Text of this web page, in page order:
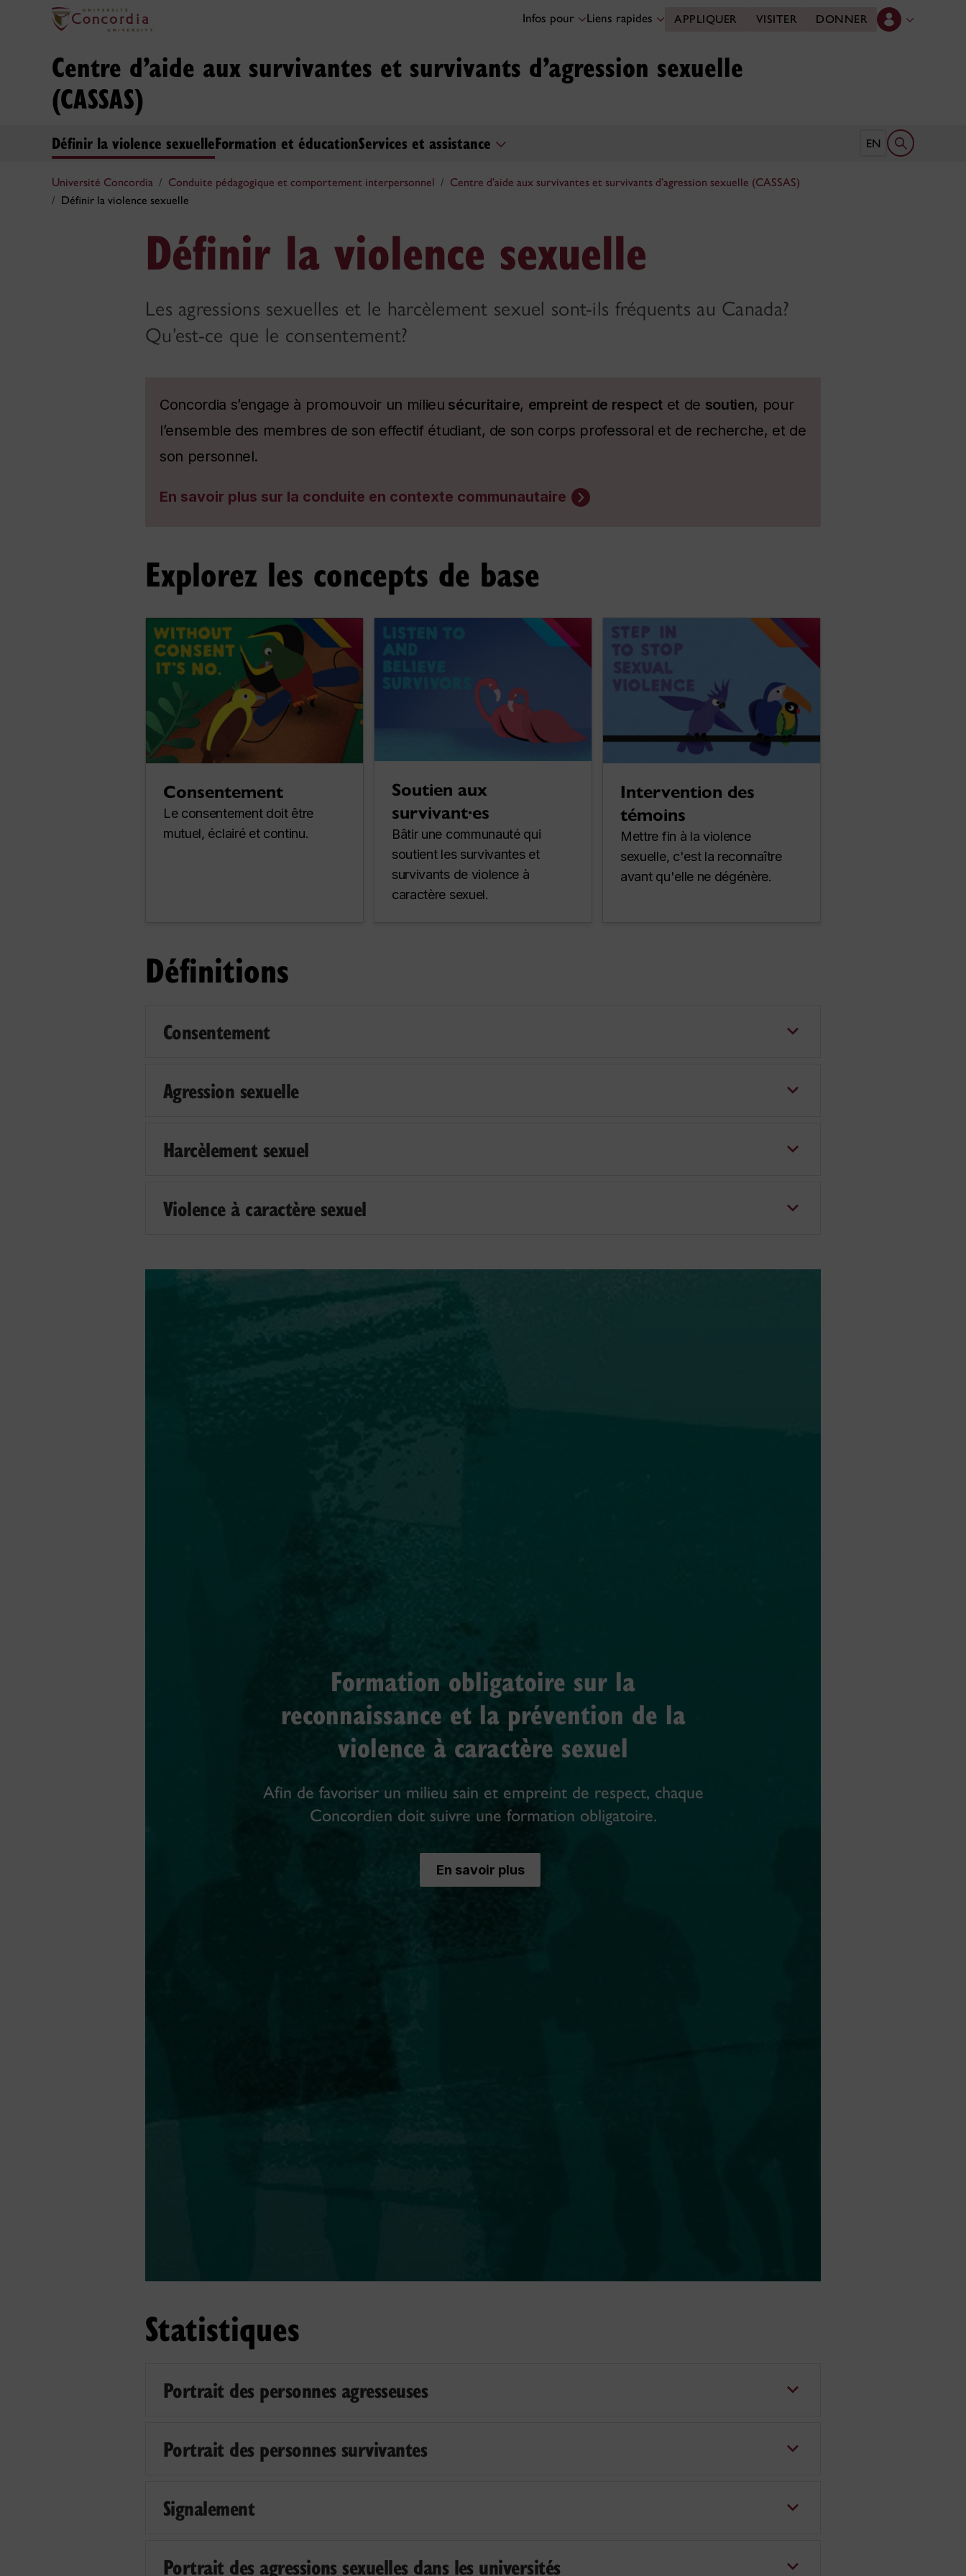
Infos pour Liens rapides APPLIQUER VISITER DONNER
Centre d’aide aux survivantes et survivants d’agression sexuelle
(CASSAS)
Définir la violence sexuelleFormation et éducationServices et assistance EN Ouvrir le
Université Concordia Conduite pédagogique et comportement interpersonnel
Centre d’aide aux survivantes et survivants d’agression sexuelle (CASSAS)
Définir la violence sexuelle
Définir la violence sexuelle
Les agressions sexuelles et le harcèlement sexuel sont-ils fréquents au Canada?
Qu’est-ce que le consentement?
Concordia s’engage à promouvoir un milieu sécuritaire, empreint de respect et de soutien, pour
l’ensemble des membres de son effectif étudiant, de son corps professoral et de recherche, et de
son personnel.
En savoir plus sur la conduite en contexte communautaire
Explorez les concepts de base
Consentement
Le consentement doit être
mutuel, éclairé et continu.
Soutien aux
survivant·es
Bâtir une communauté qui
soutient les survivantes et
survivants de violence à
caractère sexuel.
Intervention des
témoins
Mettre fin à la violence
sexuelle, c'est la reconnaître
avant qu'elle ne dégénère.
Définitions
Consentement
Agression sexuelle
Harcèlement sexuel
Violence à caractère sexuel
Formation obligatoire sur la
reconnaissance et la prévention de la
violence à caractère sexuel
Afin de favoriser un milieu sain et empreint de respect, chaque
Concordien doit suivre une formation obligatoire.
En savoir plus
Statistiques
Portrait des personnes agresseuses
Portrait des personnes survivantes
Signalement
Portrait des agressions sexuelles dans les universités